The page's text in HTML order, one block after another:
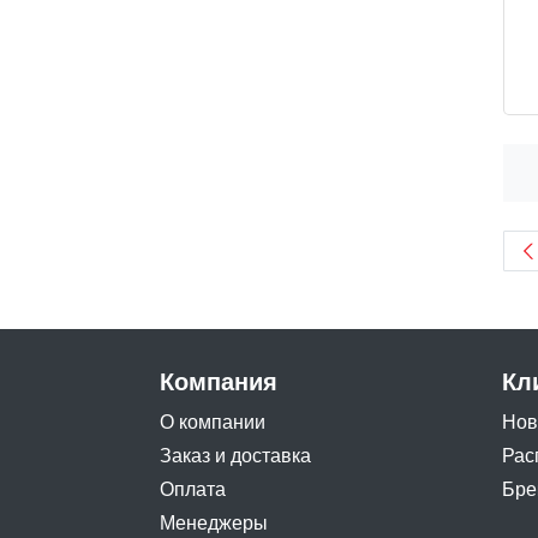
Компания
О компании
Заказ и доставка
Оплата
Менеджеры